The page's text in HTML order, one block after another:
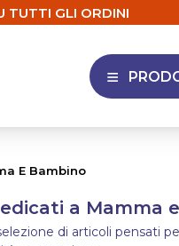
TUTTI GLI ORDINI
APRI
E Bambino
a Mamma
di articoli pensati